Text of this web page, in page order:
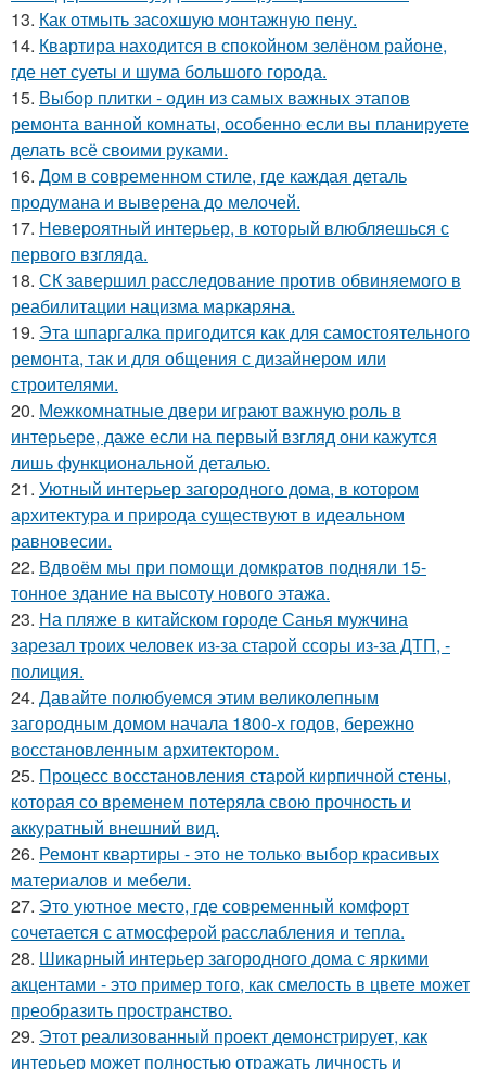
13. Как отмыть засохшую монтажную пену.
14. Квартира находится в спокойном зелёном районе,
где нет суеты и шума большого города.
15. Выбор плитки - один из самых важных этапов
ремонта ванной комнаты, особенно если вы планируете
делать всё своими руками.
16. Дом в современном стиле, где каждая деталь
продумана и выверена до мелочей.
17. Невероятный интерьер, в который влюбляешься с
первого взгляда.
18. СК завершил расследование против обвиняемого в
реабилитации нацизма маркаряна.
19. Эта шпаргалка пригодится как для самостоятельного
ремонта, так и для общения с дизайнером или
строителями.
20. Межкомнатные двери играют важную роль в
интерьере, даже если на первый взгляд они кажутся
лишь функциональной деталью.
21. Уютный интерьер загородного дома, в котором
архитектура и природа существуют в идеальном
равновесии.
22. Вдвоём мы при помощи домкратов подняли 15-
тонное здание на высоту нового этажа.
23. На пляже в китайском городе Санья мужчина
зарезал троих человек из-за старой ссоры из-за ДТП, -
полиция.
24. Давайте полюбуемся этим великолепным
загородным домом начала 1800-х годов, бережно
восстановленным архитектором.
25. Процесс восстановления старой кирпичной стены,
которая со временем потеряла свою прочность и
аккуратный внешний вид.
26. Ремонт квартиры - это не только выбор красивых
материалов и мебели.
27. Это уютное место, где современный комфорт
сочетается с атмосферой расслабления и тепла.
28. Шикарный интерьер загородного дома с яркими
акцентами - это пример того, как смелость в цвете может
преобразить пространство.
29. Этот реализованный проект демонстрирует, как
интерьер может полностью отражать личность и